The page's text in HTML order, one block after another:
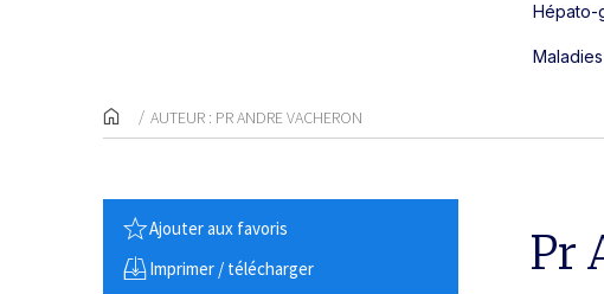
Hépato-
AUTEUR : PR ANDRE VACHERON
Ajouter aux favoris
Imprimer / télécharger
Pr